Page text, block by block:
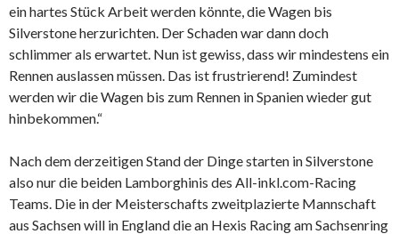
ein hartes Stück Arbeit werden könnte, die Wagen bis
Silverstone herzurichten. Der Schaden war dann doch
schlimmer als erwartet. Nun ist gewiss, dass wir mindestens ein
Rennen auslassen müssen. Das ist frustrierend! Zumindest
werden wir die Wagen bis zum Rennen in Spanien wieder gut
hinbekommen.“
Nach dem derzeitigen Stand der Dinge starten in Silverstone
also nur die beiden Lamborghinis des All-inkl.com-Racing
Teams. Die in der Meisterschafts zweitplazierte Mannschaft
aus Sachsen will in England die an Hexis Racing am Sachsenring